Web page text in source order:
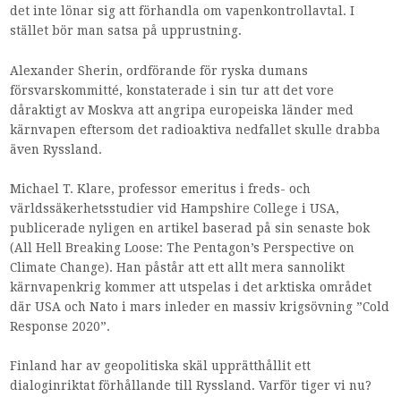
det inte lönar sig att förhandla om vapenkontrollavtal. I
stället bör man satsa på upprustning.
Alexander Sherin, ordförande för ryska dumans
försvarskommitté, konstaterade i sin tur att det vore
dåraktigt av Moskva att angripa europeiska länder med
kärnvapen eftersom det radioaktiva nedfallet skulle drabba
även Ryssland.
Michael T. Klare, professor emeritus i freds- och
världssäkerhetsstudier vid Hampshire College i USA,
publicerade nyligen en artikel baserad på sin senaste bok
(All Hell Breaking Loose: The Pentagon’s Perspective on
Climate Change). Han påstår att ett allt mera sannolikt
kärnvapenkrig kommer att utspelas i det arktiska området
där USA och Nato i mars inleder en massiv krigsövning ”Cold
Response 2020”.
Finland har av geopolitiska skäl upprätthållit ett
dialoginriktat förhållande till Ryssland. Varför tiger vi nu?